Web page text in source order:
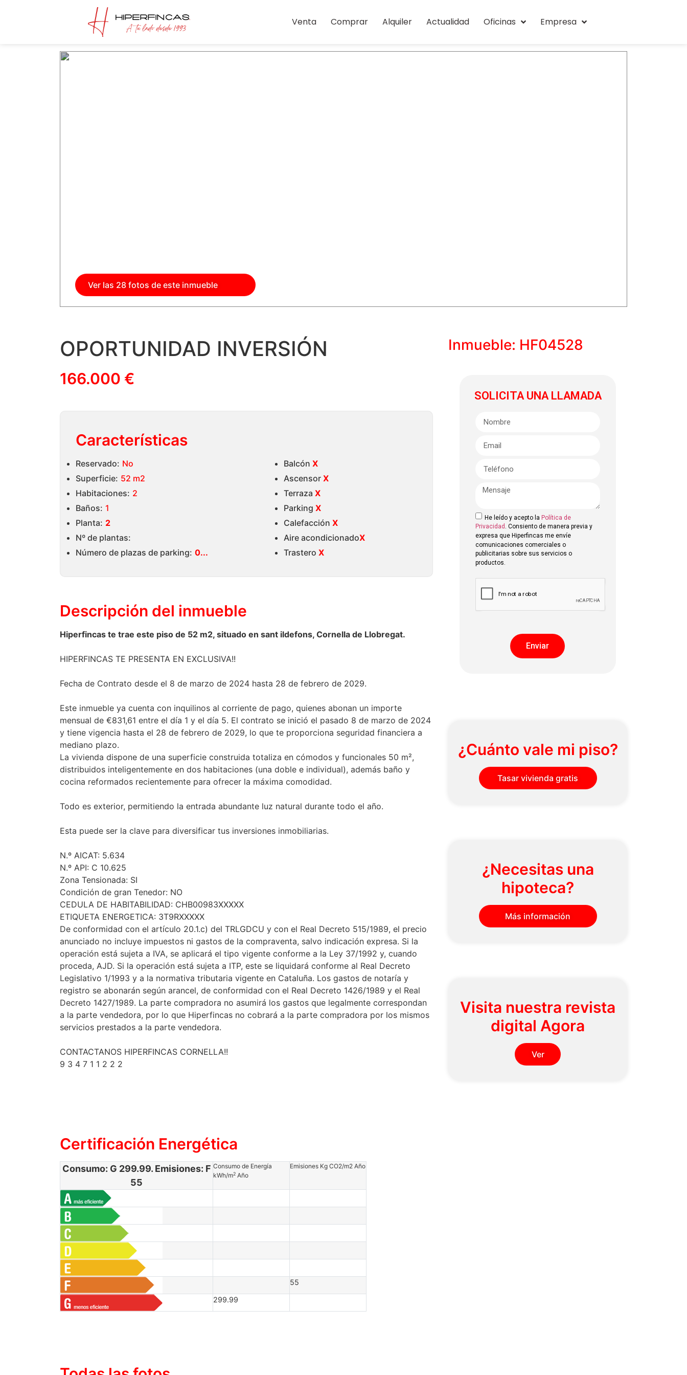
Venta Comprar Alquiler Actualidad Oficinas Empresa
Ver las 28 fotos de este inmueble
OPORTUNIDAD INVERSIÓN
166.000 €
Características
Reservado: No
Superficie: 52 m2
Habitaciones: 2
Baños: 1
Planta: 2
Nº de plantas:
Número de plazas de parking: 0...
BalcónX
AscensorX
TerrazaX
ParkingX
CalefacciónX
Aire acondicionadoX
TrasteroX
Descripción del inmueble
Hiperfincas te trae este piso de 52 m2, situado en sant ildefons, Cornella de Llobregat.
HIPERFINCAS TE PRESENTA EN EXCLUSIVA!!
Fecha de Contrato desde el 8 de marzo de 2024 hasta 28 de febrero de 2029.
Este inmueble ya cuenta con inquilinos al corriente de pago, quienes abonan un importe
mensual de €831,61 entre el día 1 y el día 5. El contrato se inició el pasado 8 de marzo de 2024
y tiene vigencia hasta el 28 de febrero de 2029, lo que te proporciona seguridad financiera a
mediano plazo.
La vivienda dispone de una superficie construida totaliza en cómodos y funcionales 50 m²,
distribuidos inteligentemente en dos habitaciones (una doble e individual), además baño y
cocina reformados recientemente para ofrecer la máxima comodidad.
Todo es exterior, permitiendo la entrada abundante luz natural durante todo el año.
Esta puede ser la clave para diversificar tus inversiones inmobiliarias.
N.º AICAT: 5.634
N.º API: C 10.625
Zona Tensionada: SI
Condición de gran Tenedor: NO
CEDULA DE HABITABILIDAD: CHB00983XXXXX
ETIQUETA ENERGETICA: 3T9RXXXXX
De conformidad con el artículo 20.1.c) del TRLGDCU y con el Real Decreto 515/1989, el precio
anunciado no incluye impuestos ni gastos de la compraventa, salvo indicación expresa. Si la
operación está sujeta a IVA, se aplicará el tipo vigente conforme a la Ley 37/1992 y, cuando
proceda, AJD. Si la operación está sujeta a ITP, este se liquidará conforme al Real Decreto
Legislativo 1/1993 y a la normativa tributaria vigente en Cataluña. Los gastos de notaría y
registro se abonarán según arancel, de conformidad con el Real Decreto 1426/1989 y el Real
Decreto 1427/1989. La parte compradora no asumirá los gastos que legalmente correspondan
a la parte vendedora, por lo que Hiperfincas no cobrará a la parte compradora por los mismos
servicios prestados a la parte vendedora.
CONTACTANOS HIPERFINCAS CORNELLA!!
9 3 4 7 1 1 2 2 2
Certificación Energética
Consumo: G 299.99. Emisiones: F
55
Consumo de Energía
kWh/m2 Año
Emisiones Kg CO2/m2 Año
55
299.99
Inmueble: HF04528
SOLICITA UNA LLAMADA
He leído y acepto la Política de
Privacidad . Consiento de manera previa y
expresa que Hiperfincas me envíe
comunicaciones comerciales o
publicitarias sobre sus servicios o
productos.
Enviar
¿Cuánto vale mi piso?
Tasar vivienda gratis
¿Necesitas una
hipoteca?
Más información
Visita nuestra revista
digital Agora
Ver